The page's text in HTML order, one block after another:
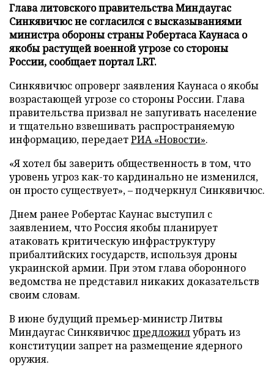
Глава литовского правительства Миндаугас
Синкявичюс не согласился с высказываниями
министра обороны страны Робертаса Каунаса о
якобы растущей военной угрозе со стороны
России, сообщает портал LRT.
Синкявичюс опроверг заявления Каунаса о якобы
возрастающей угрозе со стороны России. Глава
правительства призвал не запугивать население
и тщательно взвешивать распространяемую
информацию, передаетРИА «Новости».
«Я хотел бы заверить общественность в том, что
уровень угроз как-то кардинально не изменился,
он просто существует», – подчеркнул Синкявичюс.
Днем ранее Робертас Каунас выступил с
заявлением, что Россия якобы планирует
атаковать критическую инфраструктуру
прибалтийских государств, используя дроны
украинской армии. При этом глава оборонного
ведомства не представил никаких доказательств
своим словам.
В июне будущий премьер-министр Литвы
Миндаугас Синкявичюспредложилубрать из
конституции запрет на размещение ядерного
оружия.